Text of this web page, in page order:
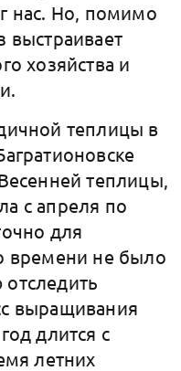
нас. Но, помимо
выстраивает
хозяйства и
теплицы в
теплицы,
с апреля по
для
времени не было
выращивания
длится с
летних